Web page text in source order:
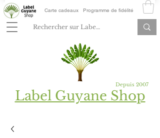
Carte cadeaux Programme de fidélité
Depuis 2007
Label Guyane Shop